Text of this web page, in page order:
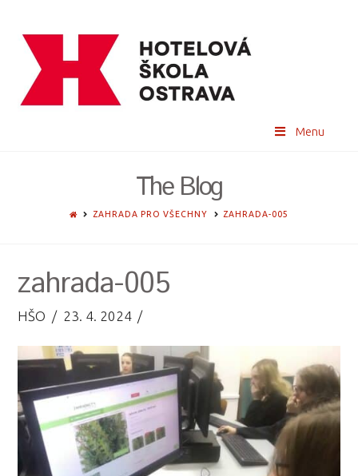
Menu
The Blog
HOMEZAHRADA PRO VŠECHNY ZAHRADA-005
zahrada-005
HŠO 23. 4. 2024